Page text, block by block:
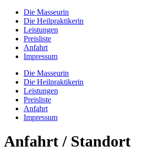
Die Masseurin
Die Heilpraktikerin
Leistungen
Preisliste
Anfahrt
Impressum
Die Masseurin
Die Heilpraktikerin
Leistungen
Preisliste
Anfahrt
Impressum
Anfahrt / Standort